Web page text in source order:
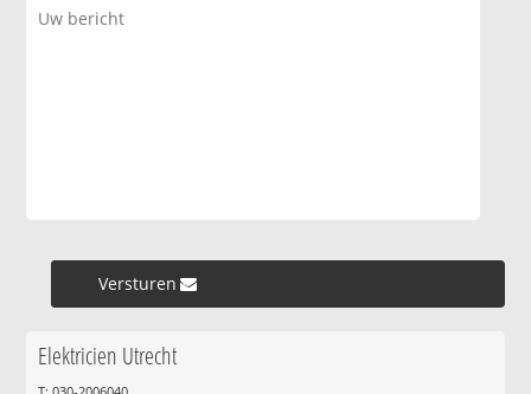
Versturen »
Elektricien Utrecht